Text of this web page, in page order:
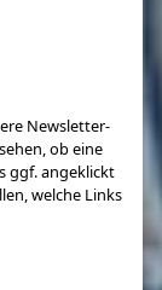
Newsletter-
ob eine
ggf. angeklickt
welche Links